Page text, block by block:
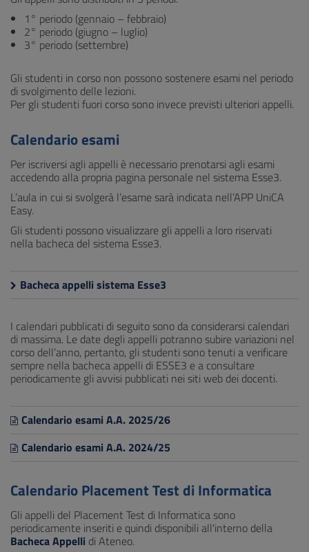
1° periodo (gennaio – febbraio)
2° periodo (giugno – luglio)
3° periodo (settembre)
Gli studenti in corso non possono sostenere esami nel periodo
di svolgimento delle lezioni.
Per gli studenti fuori corso sono invece previsti ulteriori appelli.
Calendario esami
Per iscriversi agli appelli è necessario prenotarsi agli esami
accedendo alla propria pagina personale nel sistema Esse3.
L’aula in cui si svolgerà l’esame sarà indicata nell’APP UniCA
Easy.
Gli studenti possono visualizzare gli appelli a loro riservati
nella bacheca del sistema Esse3.
Bacheca appelli sistema Esse3
I calendari pubblicati di seguito sono da considerarsi calendari
di massima. Le date degli appelli potranno subire variazioni nel
corso dell’anno, pertanto, gli studenti sono tenuti a verificare
sempre nella bacheca appelli di ESSE3 e a consultare
periodicamente gli avvisi pubblicati nei siti web dei docenti.
Calendario esami A.A. 2025/26
Calendario esami A.A. 2024/25
Calendario Placement Test di Informatica
Gli appelli del Placement Test di Informatica sono
periodicamente inseriti e quindi disponibili all'interno della
Bacheca Appelli di Ateneo.